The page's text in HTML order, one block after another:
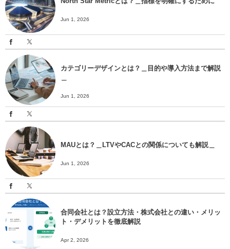
Jun 1, 2026
カテゴリーデザインとは？＿目的や導入方法まで解説
Jun 1, 2026
MAUとは？＿LTVやCACとの関係についても解説＿
Jun 1, 2026
合同会社とは？設立方法・株式会社との違い・メリッ
ト・デメリットを徹底解説
Apr 2, 2026